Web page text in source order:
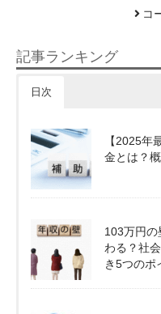
コ
記事ランキング
日次
【2025年
金とは？
103万円
わる？社
き5つのポ